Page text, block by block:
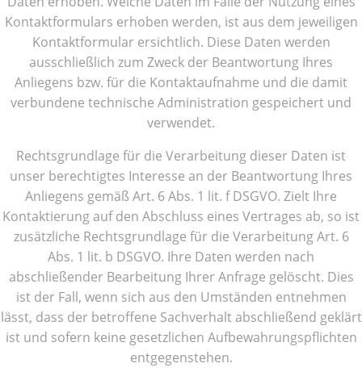
Kontaktformulars erhoben werden, ist aus dem jeweiligen
Kontaktformular ersichtlich. Diese Daten werden
ausschließlich zum Zweck der Beantwortung Ihres
Anliegens bzw. für die Kontaktaufnahme und die damit
verbundene technische Administration gespeichert und
verwendet.
Rechtsgrundlage für die Verarbeitung dieser Daten ist
unser berechtigtes Interesse an der Beantwortung Ihres
Anliegens gemäß Art. 6 Abs. 1 lit. f DSGVO. Zielt Ihre
Kontaktierung auf den Abschluss eines Vertrages ab, so ist
zusätzliche Rechtsgrundlage für die Verarbeitung Art. 6
Abs. 1 lit. b DSGVO. Ihre Daten werden nach
abschließender Bearbeitung Ihrer Anfrage gelöscht. Dies
ist der Fall, wenn sich aus den Umständen entnehmen
lässt, dass der betroffene Sachverhalt abschließend geklärt
ist und sofern keine gesetzlichen Aufbewahrungspflichten
entgegenstehen.